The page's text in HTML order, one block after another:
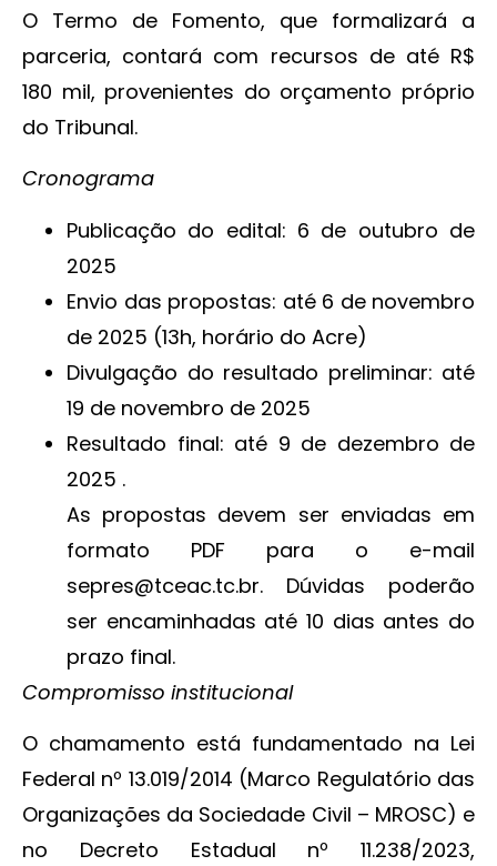
O Termo de Fomento, que formalizará a
parceria, contará com recursos de até R$
180 mil, provenientes do orçamento próprio
do Tribunal.
Cronograma
Publicação do edital: 6 de outubro de
2025
Envio das propostas: até 6 de novembro
de 2025 (13h, horário do Acre)
Divulgação do resultado preliminar: até
19 de novembro de 2025
Resultado final: até 9 de dezembro de
2025 .
As propostas devem ser enviadas em
formato PDF para o e-mail
sepres@tceac.tc.br. Dúvidas poderão
ser encaminhadas até 10 dias antes do
prazo final.
Compromisso institucional
O chamamento está fundamentado na Lei
Federal nº 13.019/2014 (Marco Regulatório das
Organizações da Sociedade Civil – MROSC) e
no Decreto Estadual nº 11.238/2023,